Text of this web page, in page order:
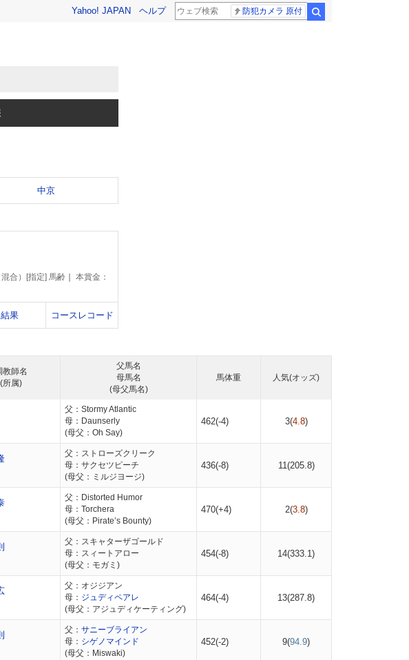
Yahoo! JAPAN ヘルプ 防犯カメラ 原付
中京
合）[指定] 馬齢
本賞金：
結果 コースレコード
教師名
(所属)
父馬名
母馬名
(母父馬名)
馬体重 人気(オッズ)
父：Stormy Atlantic
母：Daunserly
(母父：Oh Say)
462(-4) 3(4.8)
父：ストローズクリーク
母：サクセツピーチ
(母父：ミルジヨージ)
436(-8) 11(205.8)
父：Distorted Humor
母：Torchera
(母父：Pirate’s Bounty)
470(+4) 2(3.8)
父：スキャターザゴールド
母：スィートアロー
(母父：モガミ)
454(-8) 14(333.1)
父：オジジアン
母： ジュディペアレ
(母父：アジュディケーティング)
464(-4) 13(287.8)
父： サニーブライアン
母： シゲノマインド
(母父：Miswaki)
452(-2) 9(94.9)